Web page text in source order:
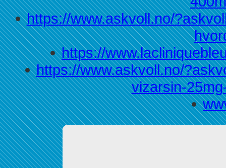
https://www.askvoll.no/
https://
https://www.askvoll.no/
vizarsin-